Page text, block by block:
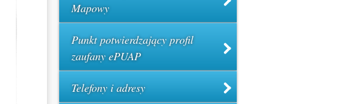
Mapowy
Punkt potwierdzający profil
zaufany ePUAP
Telefony i adresy